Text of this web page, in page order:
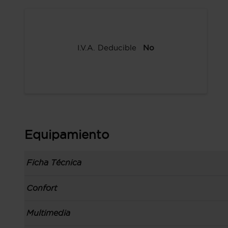
I.V.A. Deducible No
Equipamiento
Ficha Técnica
Información de la versión: número última lista
Carrocería tipo berlina con portón con 5
Confort
Toma/s de 12v en los asientos delanteros
Multimedia